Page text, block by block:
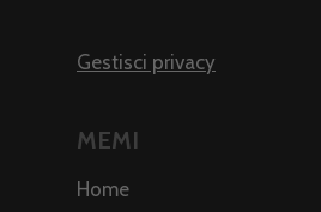
Gestisci privacy
MEMI
Home